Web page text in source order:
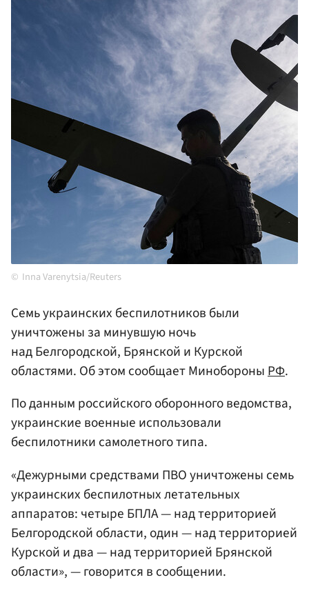
Inna Varenytsia/Reuters
Семь украинских беспилотников были
уничтожены за минувшую ночь
над Белгородской, Брянской и Курской
областями. Об этом сообщает МинобороныРФ.
По данным российского оборонного ведомства,
украинские военные использовали
беспилотники самолетного типа.
«Дежурными средствами ПВО уничтожены семь
украинских беспилотных летательных
аппаратов: четыре БПЛА — над территорией
Белгородской области, один — над территорией
Курской и два — над территорией Брянской
области», — говорится в сообщении.